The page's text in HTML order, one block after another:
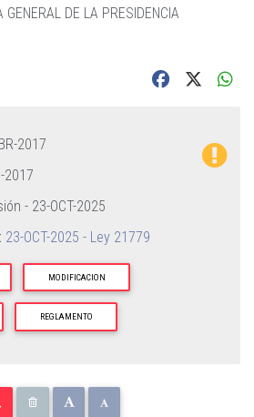
GENERAL DE LA PRESIDENCIA
2017
2017
- 23-OCT-2025
23-OCT-2025 - Ley 21779
MODIFICACION
REGLAMENTO